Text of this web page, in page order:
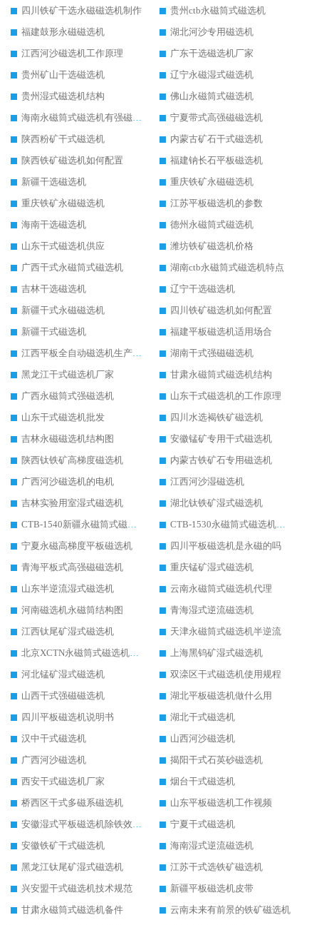
四川铁矿干选永磁磁选机制作
贵州ctb永磁筒式磁选机
福建鼓形永磁磁选机
湖北河沙专用磁选机
江西河沙磁选机工作原理
广东干选磁选机厂家
贵州矿山干选磁选机
辽宁永磁湿式磁选机
贵州湿式磁选机结构
佛山永磁筒式磁选机
海南永磁筒式磁选机有强磁的吗
宁夏带式高强磁磁选机
陕西粉矿干式磁选机
内蒙古矿石干式磁选机
陕西铁矿磁选机如何配置
福建钠长石平板磁选机
新疆干选磁选机
重庆铁矿永磁磁选机
重庆铁矿永磁磁选机
江苏平板磁选机的参数
海南干选磁选机
德州永磁筒式磁选机
山东干式磁选机供应
潍坊铁矿磁选机价格
广西干式永磁筒式磁选机
湖南ctb永磁筒式磁选机特点
吉林干选磁选机
辽宁干选磁选机
新疆干式永磁磁选机
四川铁矿磁选机如何配置
新疆干式磁选机
福建平板磁选机适用场合
江西平板全自动磁选机生产厂家
湖南干式强磁磁选机
黑龙江干式磁选机厂家
甘肃永磁筒式磁选机结构
广西永磁筒式强磁选机
山东干式磁选机的工作原理
山东干式磁选机批发
四川水选褐铁矿磁选机
吉林永磁磁选机结构图
安徽锰矿专用干式磁选机
陕西钛铁矿高梯度磁选机
内蒙古铁矿石专用磁选机
广西河沙磁选机的电机
江西河沙湿磁选机
吉林实验用室湿式磁选机
湖北钛铁矿湿式磁选机
CTB-1540新疆永磁筒式磁选机
CTB-1530永磁筒式磁选机代理商
宁夏永磁高梯度平板磁选机
四川平板磁选机是永磁的吗
青海平板式高强磁磁选机
重庆锰矿湿式磁选机
山东半逆流湿式磁选机
云南永磁筒式磁选机代理
河南磁选机永磁筒结构图
青海湿式逆流磁选机
江西钛尾矿湿式磁选机
天津永磁筒式磁选机半逆流
北京XCTN永磁筒式磁选机磁块位置
上海黑钨矿湿式磁选机
河北锰矿湿式磁选机
双滦区干式磁选机使用规程
山西干式强磁磁选机
湖北平板磁选机做什么用
四川平板磁选机说明书
湖北干式磁选机
汉中干式磁选机
山西河沙磁选机
广西河沙磁选机
揭阳干式石英砂磁选机
西安干式磁选机厂家
烟台干式磁选机
桥西区干式多磁系磁选机
山东平板磁选机工作视频
安徽湿式平板磁选机除铁效果怎么样
宁夏干式磁选机
安徽铁矿干式磁选机
海南湿式逆流磁选机
黑龙江钛尾矿湿式磁选机
江苏干式选铁矿磁选机
兴安盟干式磁选机技术规范
新疆平板磁选机皮带
甘肃永磁筒式磁选机备件
云南未来有前景的铁矿磁选机